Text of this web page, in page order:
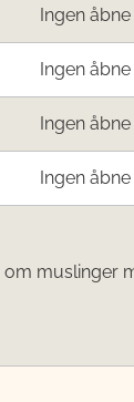
Ingen
Ingen
Ingen
Ingen
muslinger